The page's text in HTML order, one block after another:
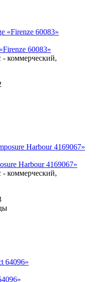
60083»
- коммерческий,
Harbour 4169067»
- коммерческий,